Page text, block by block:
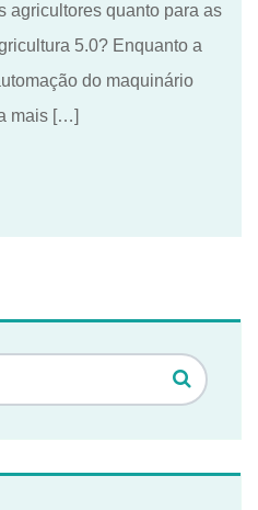
agricultores quanto para as
5.0? Enquanto a
do maquinário
mais […]